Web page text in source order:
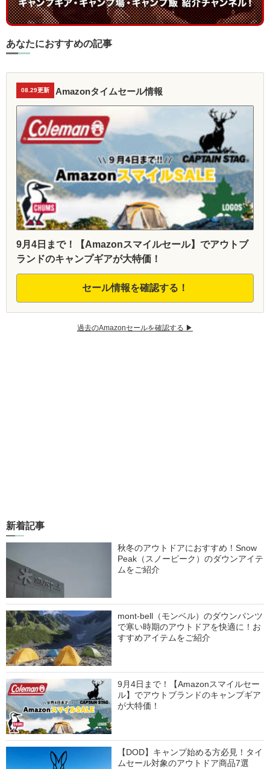
あなたにおすすめの記事
08.29更新 Amazonタイムセール情報
9月4日まで！【Amazonスマイルセール】でアウトブ
ランドのキャンプギアが大特価！
セール情報を確認する！
過去のAmazonセールを確認する ▶︎
新着記事
秋冬のアウトドアにおすすめ！Snow
Peak（スノーピーク）のダウンアイテ
ムをご紹介
mont-bell（モンベル）のダウンパンツ
で寒い時期のアウトドアを快適に！お
すすめアイテムをご紹介
9月4日まで！【Amazonスマイルセー
ル】でアウトブランドのキャンプギア
が大特価！
【DOD】キャンプ始める方必見！タイ
ムセール対象のアウトドア商品7選